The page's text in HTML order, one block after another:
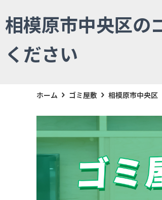
相模原市中央区の
ください
ホーム ゴミ屋敷 相模原市中央区